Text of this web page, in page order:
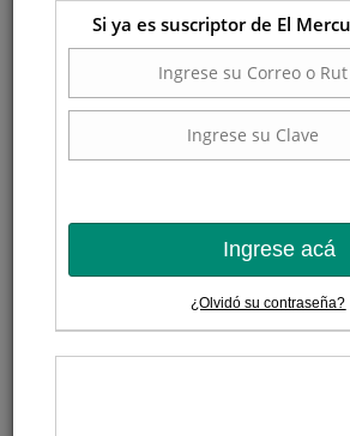
Si ya es suscriptor de El
Ingrese acá
¿Olvidó su contraseña?